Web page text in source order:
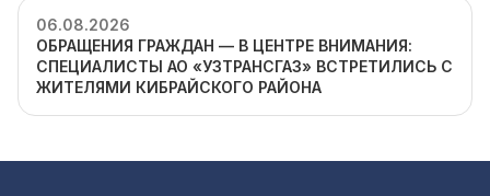
06.08.2026
ОБРАЩЕНИЯ ГРАЖДАН — В ЦЕНТРЕ ВНИМАНИЯ:
СПЕЦИАЛИСТЫ АО «УЗТРАНСГАЗ» ВСТРЕТИЛИСЬ С
ЖИТЕЛЯМИ КИБРАЙСКОГО РАЙОНА